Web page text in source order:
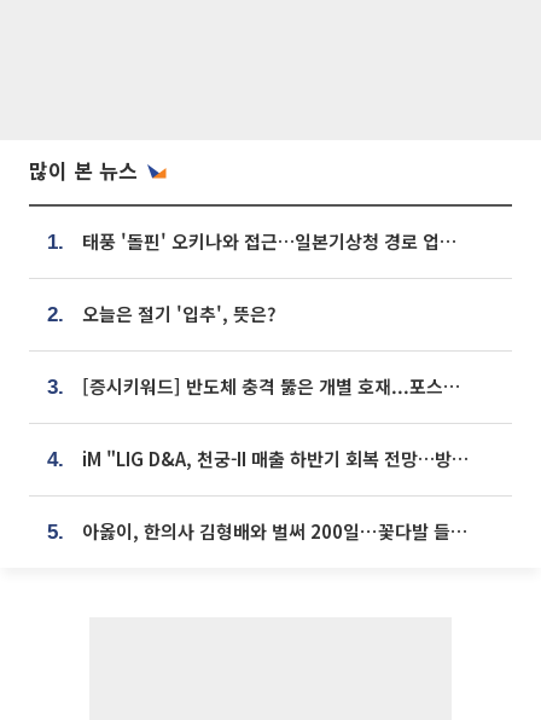
많이 본 뉴스
1. 태풍 '돌핀' 오키나와 접근…일본기상청 경로 업데이트
2. 오늘은 절기 '입추', 뜻은?
3. [증시키워드] 반도체 충격 뚫은 개별 호재...포스코퓨처엠·에코프로·한화솔루션 '눈길'
4. iM "LIG D&A, 천궁-II 매출 하반기 회복 전망…방산 톱픽 유지"
5. 아옳이, 한의사 김형배와 벌써 200일⋯꽃다발 들고 "프러포즈 아냐"